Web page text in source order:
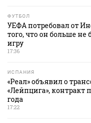
ФУТБОЛ
УЕФА потребовал от
того, что он больше не
игру
17:36
ИСПАНИЯ
«Реал» объявил о
«Лейпцига», контракт
года
17:22